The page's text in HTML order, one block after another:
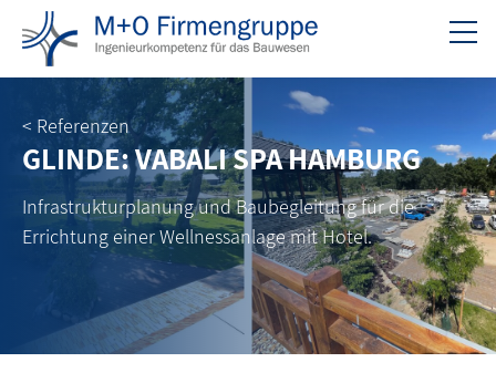
< Referenzen
GLINDE: VABALI SPA HAMBURG
Infrastrukturplanung und Baubegleitung für die
Errichtung einer Wellnessanlage mit Hotel.